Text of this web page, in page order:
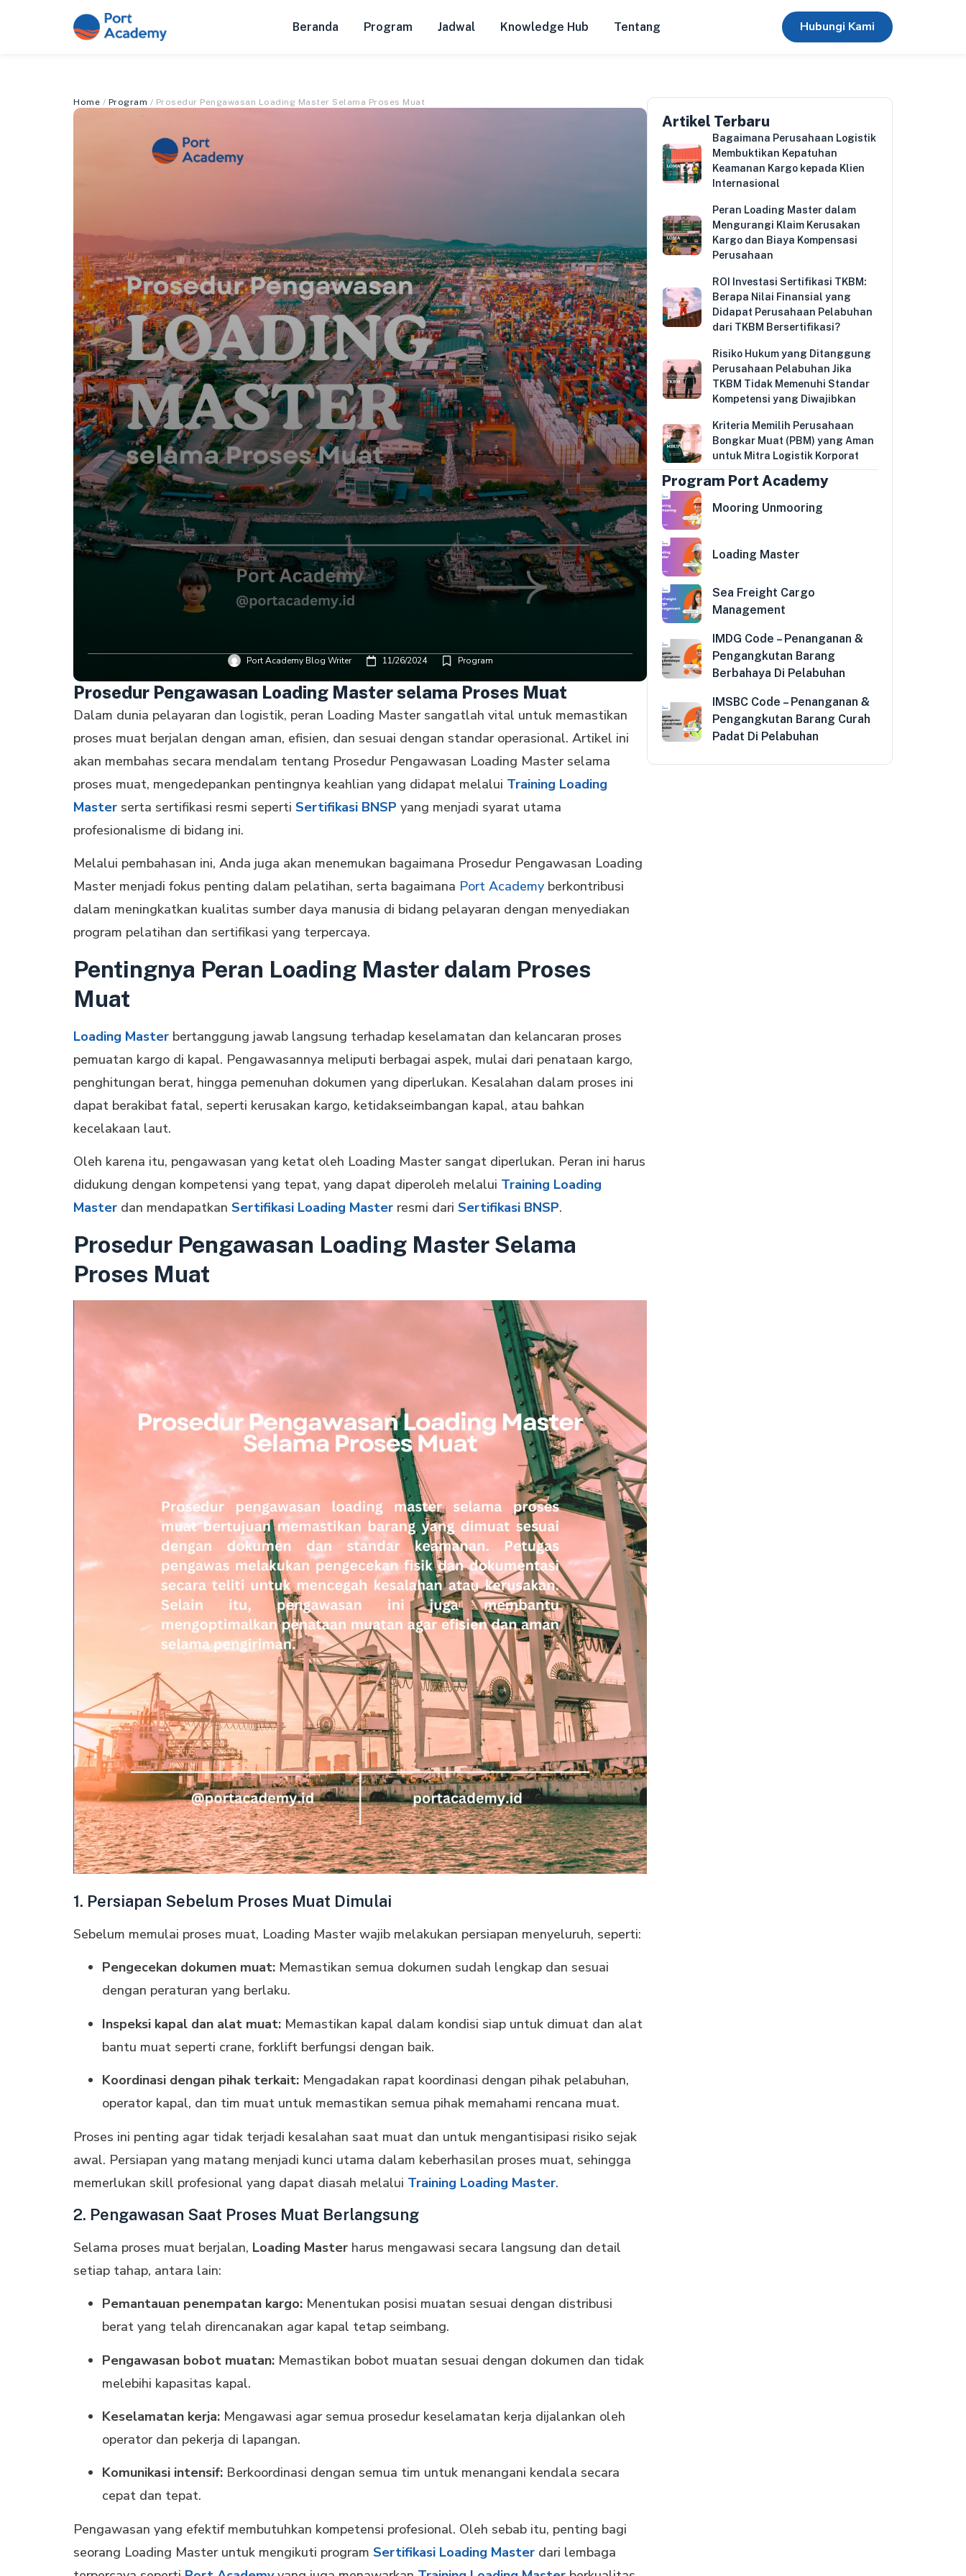
Beranda Program Jadwal Knowledge Hub Tentang Hubungi Kami
Home / Program / Prosedur Pengawasan Loading Master Selama Proses Muat
Port Academy Blog Writer 11/26/2024 Program
Prosedur Pengawasan Loading Master selama Proses Muat
Dalam dunia pelayaran dan logistik, peran Loading Master sangatlah vital untuk memastikan
proses muat berjalan dengan aman, efisien, dan sesuai dengan standar operasional. Artikel ini
akan membahas secara mendalam tentang Prosedur Pengawasan Loading Master selama
proses muat, mengedepankan pentingnya keahlian yang didapat melalui Training Loading
Master serta sertifikasi resmi seperti Sertifikasi BNSP yang menjadi syarat utama
profesionalisme di bidang ini.
Melalui pembahasan ini, Anda juga akan menemukan bagaimana Prosedur Pengawasan Loading
Master menjadi fokus penting dalam pelatihan, serta bagaimana Port Academy berkontribusi
dalam meningkatkan kualitas sumber daya manusia di bidang pelayaran dengan menyediakan
program pelatihan dan sertifikasi yang terpercaya.
Pentingnya Peran Loading Master dalam Proses
Muat
Loading Master bertanggung jawab langsung terhadap keselamatan dan kelancaran proses
pemuatan kargo di kapal. Pengawasannya meliputi berbagai aspek, mulai dari penataan kargo,
penghitungan berat, hingga pemenuhan dokumen yang diperlukan. Kesalahan dalam proses ini
dapat berakibat fatal, seperti kerusakan kargo, ketidakseimbangan kapal, atau bahkan
kecelakaan laut.
Oleh karena itu, pengawasan yang ketat oleh Loading Master sangat diperlukan. Peran ini harus
didukung dengan kompetensi yang tepat, yang dapat diperoleh melalui Training Loading
Master dan mendapatkan Sertifikasi Loading Master resmi dari Sertifikasi BNSP.
Prosedur Pengawasan Loading Master Selama
Proses Muat
1. Persiapan Sebelum Proses Muat Dimulai
Sebelum memulai proses muat, Loading Master wajib melakukan persiapan menyeluruh, seperti:
Pengecekan dokumen muat: Memastikan semua dokumen sudah lengkap dan sesuai
dengan peraturan yang berlaku.
Inspeksi kapal dan alat muat: Memastikan kapal dalam kondisi siap untuk dimuat dan alat
bantu muat seperti crane, forklift berfungsi dengan baik.
Koordinasi dengan pihak terkait: Mengadakan rapat koordinasi dengan pihak pelabuhan,
operator kapal, dan tim muat untuk memastikan semua pihak memahami rencana muat.
Proses ini penting agar tidak terjadi kesalahan saat muat dan untuk mengantisipasi risiko sejak
awal. Persiapan yang matang menjadi kunci utama dalam keberhasilan proses muat, sehingga
memerlukan skill profesional yang dapat diasah melalui Training Loading Master.
2. Pengawasan Saat Proses Muat Berlangsung
Selama proses muat berjalan, Loading Master harus mengawasi secara langsung dan detail
setiap tahap, antara lain:
Pemantauan penempatan kargo: Menentukan posisi muatan sesuai dengan distribusi
berat yang telah direncanakan agar kapal tetap seimbang.
Pengawasan bobot muatan: Memastikan bobot muatan sesuai dengan dokumen dan tidak
melebihi kapasitas kapal.
Keselamatan kerja: Mengawasi agar semua prosedur keselamatan kerja dijalankan oleh
operator dan pekerja di lapangan.
Komunikasi intensif: Berkoordinasi dengan semua tim untuk menangani kendala secara
cepat dan tepat.
Pengawasan yang efektif membutuhkan kompetensi profesional. Oleh sebab itu, penting bagi
seorang Loading Master untuk mengikuti program Sertifikasi Loading Master dari lembaga
Artikel Terbaru
Bagaimana Perusahaan Logistik
Membuktikan Kepatuhan
Keamanan Kargo kepada Klien
Internasional
Peran Loading Master dalam
Mengurangi Klaim Kerusakan
Kargo dan Biaya Kompensasi
Perusahaan
ROI Investasi Sertifikasi TKBM:
Berapa Nilai Finansial yang
Didapat Perusahaan Pelabuhan
dari TKBM Bersertifikasi?
Risiko Hukum yang Ditanggung
Perusahaan Pelabuhan Jika
TKBM Tidak Memenuhi Standar
Kompetensi yang Diwajibkan
Kriteria Memilih Perusahaan
Bongkar Muat (PBM) yang Aman
untuk Mitra Logistik Korporat
Program Port Academy
Mooring Unmooring
Loading Master
Sea Freight Cargo
Management
IMDG Code – Penanganan &
Pengangkutan Barang
Berbahaya Di Pelabuhan
IMSBC Code – Penanganan &
Pengangkutan Barang Curah
Padat Di Pelabuhan